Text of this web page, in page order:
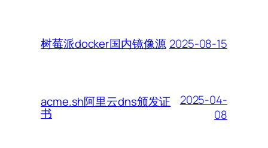
树莓派docker国内镜像源 2025-08-15
acme.sh阿里云dns颁发证
书
2025-04-
08